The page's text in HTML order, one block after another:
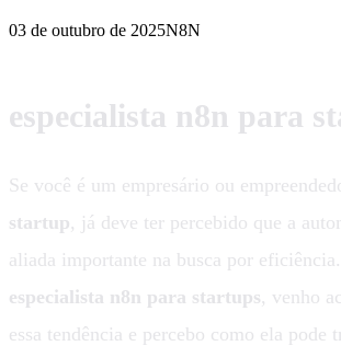
03 de outubro de 2025N8N
especialista n8n para
Se você é um empresário ou
startup, já deve ter percebido que a
aliada importante na busca por
especialista n8n para startups, venho
essa tendência e percebo como ela pode